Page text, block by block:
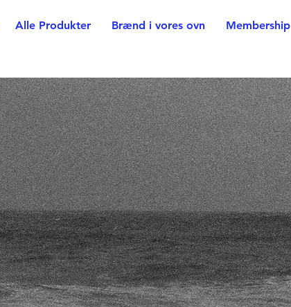
Alle Produkter Brænd i vores ovn Membership